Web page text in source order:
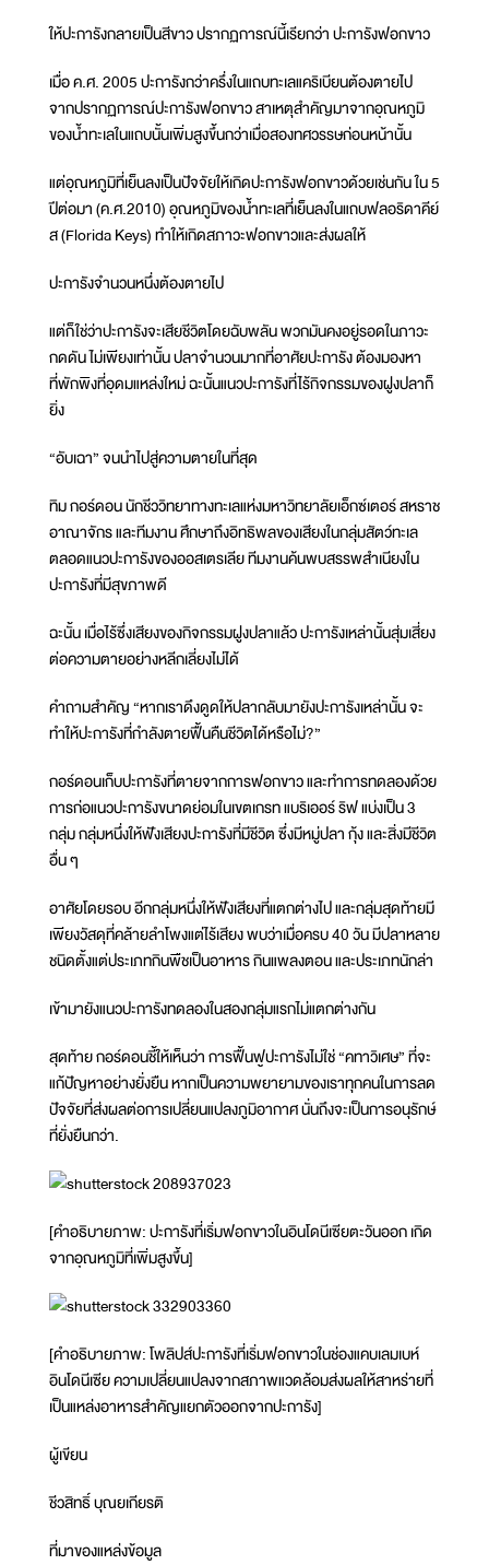
ให้ปะการังกลายเป็นสีขาว ปรากฏการณ์นี้เรียกว่า ปะการังฟอกขาว
เมื่อ ค.ศ. 2005 ปะการังกว่าครึ่งในแถบทะเลแคริเบียนต้องตายไป
จากปรากฏการณ์ปะการังฟอกขาว สาเหตุสำคัญมาจากอุณหภูมิ
ของน้ำทะเลในแถบนั้นเพิ่มสูงขึ้นกว่าเมื่อสองทศวรรษก่อนหน้านั้น
แต่อุณหภูมิที่เย็นลงเป็นปัจจัยให้เกิดปะการังฟอกขาวด้วยเช่นกัน ใน 5
ปีต่อมา (ค.ศ.2010) อุณหภูมิของน้ำทะเลที่เย็นลงในแถบฟลอริดาคีย์
ส (Florida Keys) ทำให้เกิดสภาวะฟอกขาวและส่งผลให้
ปะการังจำนวนหนึ่งต้องตายไป
แต่ก็ใช่ว่าปะการังจะเสียชีวิตโดยฉับพลัน พวกมันคงอยู่รอดในภาวะ
กดดัน ไม่เพียงเท่านั้น ปลาจำนวนมากที่อาศัยปะการัง ต้องมองหา
ที่พักพิงที่อุดมแหล่งใหม่ ฉะนั้นแนวปะการังที่ไร้กิจกรรมของฝูงปลาก็
ยิ่ง
“อับเฉา” จนนำไปสู่ความตายในที่สุด
ทิม กอร์ดอน นักชีววิทยาทางทะเลแห่งมหาวิทยาลัยเอ็กซ์เตอร์ สหราช
อาณาจักร และทีมงาน ศึกษาถึงอิทธิพลของเสียงในกลุ่มสัตว์ทะเล
ตลอดแนวปะการังของออสเตรเลีย ทีมงานค้นพบสรรพสำเนียงใน
ปะการังที่มีสุขภาพดี
ฉะนั้น เมื่อไร้ซึ่งเสียงของกิจกรรมฝูงปลาแล้ว ปะการังเหล่านั้นสุ่มเสี่ยง
ต่อความตายอย่างหลีกเลี่ยงไม่ได้
คำถามสำคัญ “หากเราดึงดูดให้ปลากลับมายังปะการังเหล่านั้น จะ
ทำให้ปะการังที่กำลังตายฟื้นคืนชีวิตได้หรือไม่?”
กอร์ดอนเก็บปะการังที่ตายจากการฟอกขาว และทำการทดลองด้วย
การก่อแนวปะการังขนาดย่อมในเขตเกรท แบริเออร์ ริฟ แบ่งเป็น 3
กลุ่ม กลุ่มหนึ่งให้ฟังเสียงปะการังที่มีชีวิต ซึ่งมีหมู่ปลา กุ้ง และสิ่งมีชีวิต
อื่น ๆ
อาศัยโดยรอบ อีกกลุ่มหนึ่งให้ฟังเสียงที่แตกต่างไป และกลุ่มสุดท้ายมี
เพียงวัสดุที่คล้ายลำโพงแต่ไร้เสียง พบว่าเมื่อครบ 40 วัน มีปลาหลาย
ชนิดตั้งแต่ประเภทกินพืชเป็นอาหาร กินแพลงตอน และประเภทนักล่า
เข้ามายังแนวปะการังทดลองในสองกลุ่มแรกไม่แตกต่างกัน
สุดท้าย กอร์ดอนชี้ให้เห็นว่า การฟื้นฟูปะการังไม่ใช่ “คทาวิเศษ” ที่จะ
แก้ปัญหาอย่างยั่งยืน หากเป็นความพยายามของเราทุกคนในการลด
ปัจจัยที่ส่งผลต่อการเปลี่ยนแปลงภูมิอากาศ นั่นถึงจะเป็นการอนุรักษ์
ที่ยั่งยืนกว่า.
[คำอธิบายภาพ: ปะการังที่เริ่มฟอกขาวในอินโดนีเซียตะวันออก เกิด
จากอุณหภูมิที่เพิ่มสูงขึ้น]
[คำอธิบายภาพ: โพลิปส์ปะการังที่เริ่มฟอกขาวในช่องแคบเลมเบห์
อินโดนีเซีย ความเปลี่ยนแปลงจากสภาพแวดล้อมส่งผลให้สาหร่ายที่
เป็นแหล่งอาหารสำคัญแยกตัวออกจากปะการัง]
ผู้เขียน
ชีวสิทธิ์ บุณยเกียรติ
ที่มาของแหล่งข้อมูล